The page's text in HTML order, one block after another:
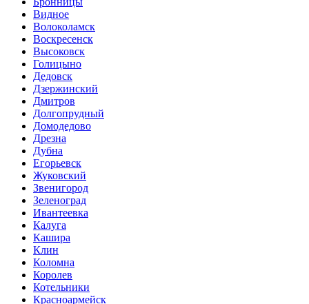
Видное
Волоколамск
Воскресенск
Высоковск
Голицыно
Дедовск
Дзержинский
Дмитров
Долгопрудный
Домодедово
Дрезна
Дубна
Егорьевск
Жуковский
Звенигород
Зеленоград
Ивантеевка
Калуга
Кашира
Клин
Коломна
Королев
Котельники
Красноармейск